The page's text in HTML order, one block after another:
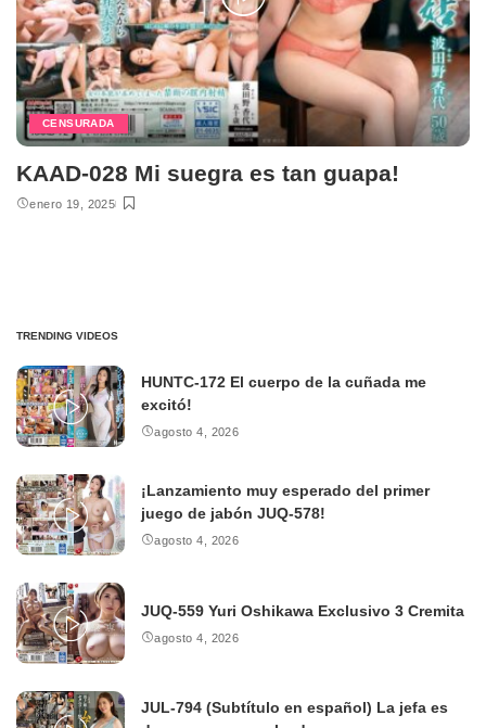
CENSURADA
KAAD-028 Mi suegra es tan guapa!
enero 19, 2025
TRENDING VIDEOS
HUNTC-172 El cuerpo de la cuñada me
excitó!
agosto 4, 2026
¡Lanzamiento muy esperado del primer
juego de jabón JUQ-578!
agosto 4, 2026
JUQ-559 Yuri Oshikawa Exclusivo 3 Cremita
agosto 4, 2026
JUL-794 (Subtítulo en español) La jefa es